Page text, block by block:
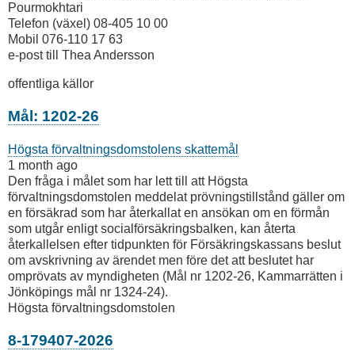
Pourmokhtari
Telefon (växel) 08-405 10 00
Mobil 076-110 17 63
e-post till Thea Andersson
offentliga källor
Mål: 1202-26
Högsta förvaltningsdomstolens skattemål
1 month ago
Den fråga i målet som har lett till att Högsta
förvaltningsdomstolen meddelat prövningstillstånd gäller om
en försäkrad som har återkallat en ansökan om en förmån
som utgår enligt socialförsäkringsbalken, kan återta
återkallelsen efter tidpunkten för Försäkringskassans beslut
om avskrivning av ärendet men före det att beslutet har
omprövats av myndigheten (Mål nr 1202-26, Kammarrätten i
Jönköpings mål nr 1324-24).
Högsta förvaltningsdomstolen
8-179407-2026